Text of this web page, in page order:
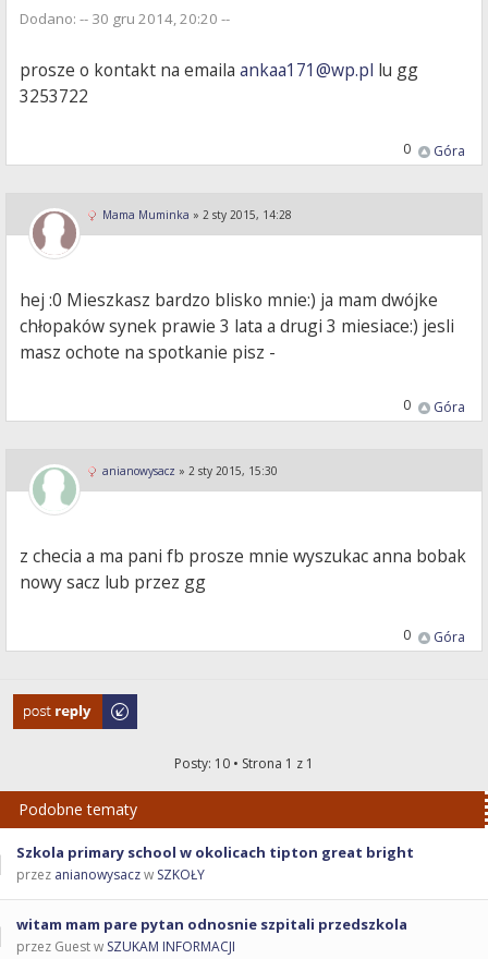
Dodano: -- 30 gru 2014, 20:20 --
prosze o kontakt na emailaankaa171@wp.pl lu gg
3253722
Góra
0
Mama Muminka » 2 sty 2015, 14:28
hej :0 Mieszkasz bardzo blisko mnie:) ja mam dwójke
chłopaków synek prawie 3 lata a drugi 3 miesiace:) jesli
masz ochote na spotkanie pisz -
Góra
0
anianowysacz » 2 sty 2015, 15:30
z checia a ma pani fb prosze mnie wyszukac anna bobak
nowy sacz lub przez gg
Góra
0
Odpowiedz
Posty: 10 • Strona 1 z 1
Podobne tematy
Szkola primary school w okolicach tipton great bright
przez anianowysaczw SZKOŁY
witam mam pare pytan odnosnie szpitali przedszkola
przez Guest w SZUKAM INFORMACJI